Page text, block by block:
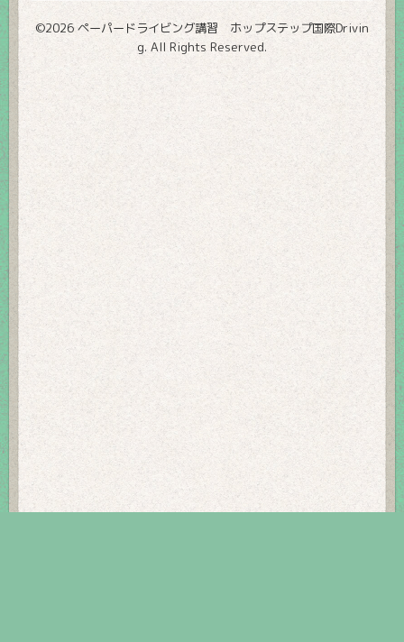
©2026 ペーパードライビング講習 ホップステップ国際Drivin
g. All Rights Reserved.